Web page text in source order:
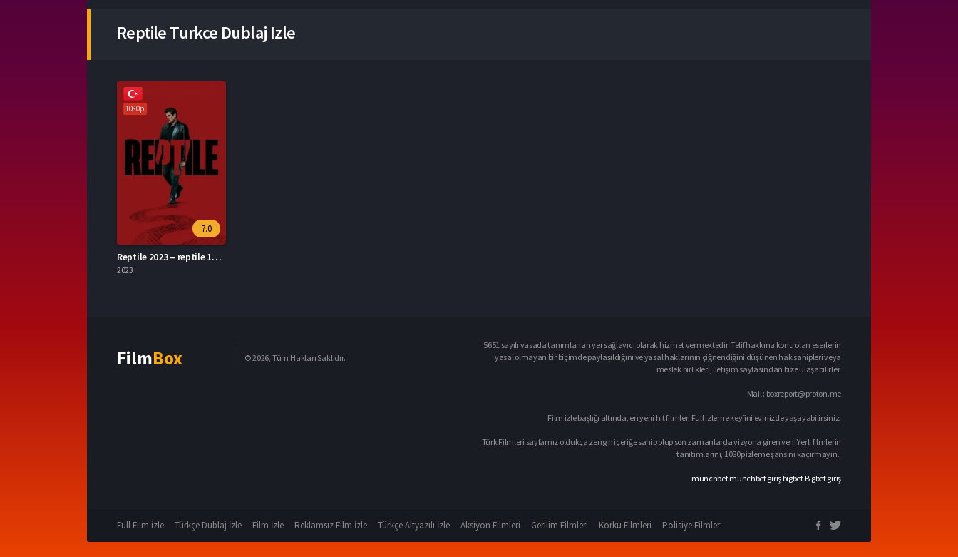
Reptile Turkce Dublaj Izle
1080p
7.0
Reptile 2023 – reptile 1080p Turkce Dublaj izle
2023
FilmBox © 2026, Tüm Hakları Saklıdır.
5651 sayılı yasada tanımlanan yer sağlayıcı olarak hizmet vermektedir. Telif hakkına konu olan eserlerin
yasal olmayan bir biçimde paylaşıldığını ve yasal haklarının çiğnendiğini düşünen hak sahipleri veya
meslek birlikleri, iletişim sayfasından bize ulaşabilirler.
Mail : boxreport@proton.me
Film izle başlığı altında, en yeni hit filmleri Full izleme keyfini evinizde yaşayabilirsiniz.
Türk Filmleri sayfamız oldukça zengin içeriğe sahip olup son zamanlarda vizyona giren yeni Yerli filmlerin
tanıtımlarını, 1080p izleme şansını kaçırmayın..
munchbetmunchbet giriş bigbet Bigbet giriş
Full Film izle Türkçe Dublaj İzle Film İzle Reklamsız Film İzle Türkçe Altyazılı İzle Aksiyon Filmleri Gerilim Filmleri Korku Filmleri Polisiye Filmler